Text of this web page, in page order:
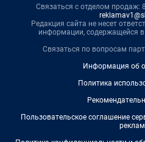
Связаться с отделом продаж:
Редакция сайта не несет
информации, содержащейся
Связаться по вопросам
Информация об
Политика
Пользовательское соглашение